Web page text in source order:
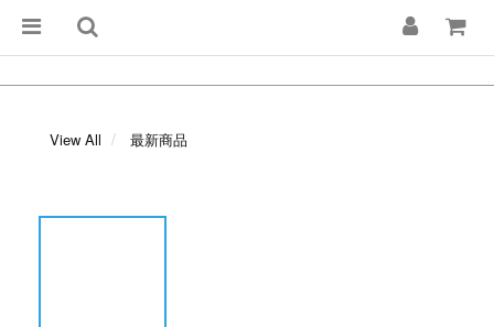
View All 最新商品